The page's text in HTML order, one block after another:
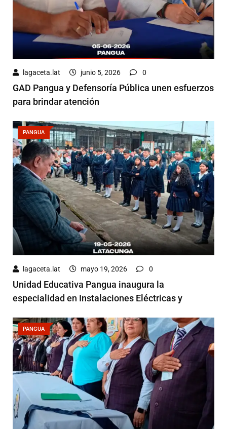
lagaceta.lat junio 5, 2026 0
GAD Pangua y Defensoría Pública unen esfuerzos
para brindar atención
PANGUA
lagaceta.lat mayo 19, 2026 0
Unidad Educativa Pangua inaugura la
especialidad en Instalaciones Eléctricas y
PANGUA